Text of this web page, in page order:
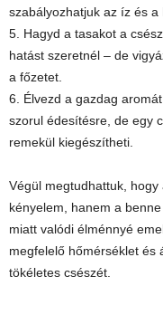
szabályozhatjuk az íz és a
5. Hagyd a tasakot a
hatást szeretnél – de
a főzetet.
6. Élvezd a gazdag
szorul édesítésre, de egy
remekül kiegészítheti.
Végül megtudhattuk,
kényelem, hanem a
miatt valódi élménnyé
megfelelő hőmérséklet és
tökéletes csészét.